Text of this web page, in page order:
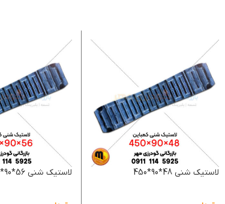
لاستیک شنی 48*90*450 لاستیک شنی 56*90*550